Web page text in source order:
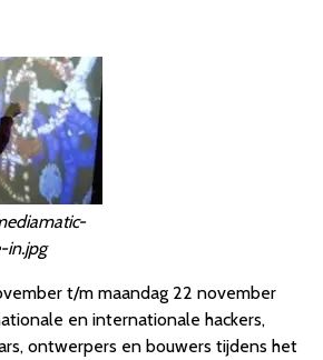
in.jpg
t/m maandag 22 november
en internationale hackers,
ontwerpers en bouwers tijdens het